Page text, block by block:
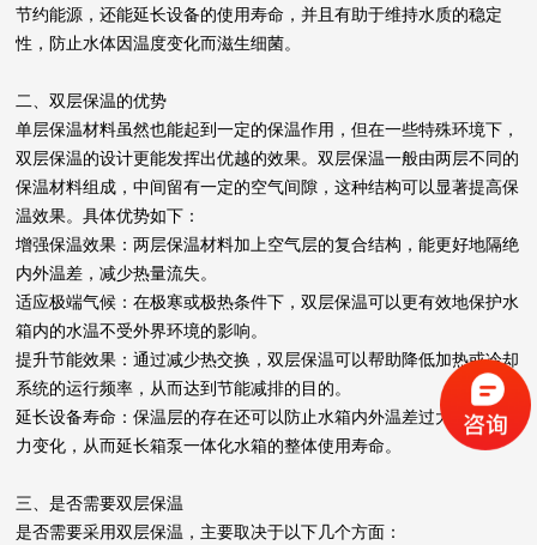
节约能源，还能延长设备的使用寿命，并且有助于维持水质的稳定
性，防止水体因温度变化而滋生细菌。
二、双层保温的优势
单层保温材料虽然也能起到一定的保温作用，但在一些特殊环境下，
双层保温的设计更能发挥出优越的效果。双层保温一般由两层不同的
保温材料组成，中间留有一定的空气间隙，这种结构可以显著提高保
温效果。具体优势如下：
增强保温效果：两层保温材料加上空气层的复合结构，能更好地隔绝
内外温差，减少热量流失。
适应极端气候：在极寒或极热条件下，双层保温可以更有效地保护水
箱内的水温不受外界环境的影响。
提升节能效果：通过减少热交换，双层保温可以帮助降低加热或冷却
系统的运行频率，从而达到节能减排的目的。
延长设备寿命：保温层的存在还可以防止水箱内外温差过大导致的应
力变化，从而延长箱泵一体化水箱的整体使用寿命。
三、是否需要双层保温
是否需要采用双层保温，主要取决于以下几个方面：